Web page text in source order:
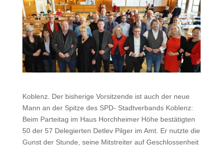
Koblenz. Der bisherige Vorsitzende ist auch der neue
Mann an der Spitze des SPD- Stadtverbands Koblenz:
Beim Parteitag im Haus Horchheimer Höhe bestätigten
50 der 57 Delegierten Detlev Pilger im Amt. Er nutzte die
Gunst der Stunde, seine Mitstreiter auf Geschlossenheit